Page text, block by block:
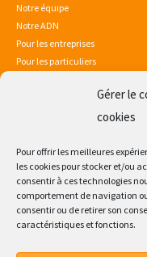
Gérer le
cookies
Pour offrir les meilleures
les cookies pour stocker et/ou
consentir à ces technologies
comportement de navigation
consentir ou de retirer son
caractéristiques et fonctions.
Notre équipe
Notre ADN
Pour les entreprises
Pour les particuliers
Politique de confidentialité
Consultez notre certificat